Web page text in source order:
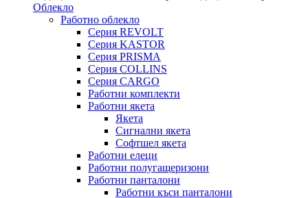
Облекло
Работно облекло
Серия REVOLT
Серия KASTOR
Серия PRISMA
Серия COLLINS
Серия CARGO
Работни комплекти
Работни якета
Якета
Сигнални якета
Софтшел якета
Работни елеци
Работни полугащеризони
Работни панталони
Работни къси панталони